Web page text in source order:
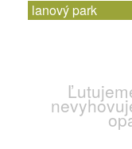
lanový park